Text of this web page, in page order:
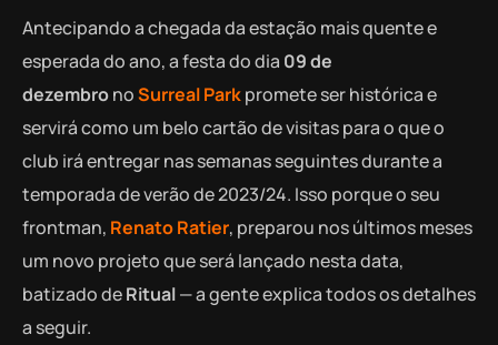
Antecipando a chegada da estação mais quente e
esperada do ano, a festa do dia 09 de
dezembronoSurreal Parkpromete ser histórica e
servirá como um belo cartão de visitas para o que o
club irá entregar nas semanas seguintes durante a
temporada de verão de 2023/24. Isso porque o seu
frontman, Renato Ratier, preparou nos últimos meses
um novo projeto que será lançado nesta data,
batizado deRitual— a gente explica todos os detalhes
a seguir.